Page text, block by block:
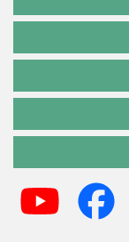
Katalógus